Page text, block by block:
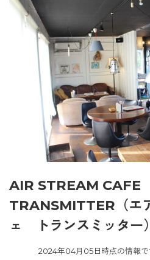
AIR STREAM CAFE
TRANSMITTER（エ
ェ トランスミッター）
2024年04月05日時点の情報で